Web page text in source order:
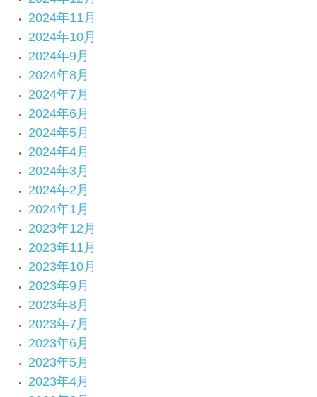
2024年11月
2024年10月
2024年9月
2024年8月
2024年7月
2024年6月
2024年5月
2024年4月
2024年3月
2024年2月
2024年1月
2023年12月
2023年11月
2023年10月
2023年9月
2023年8月
2023年7月
2023年6月
2023年5月
2023年4月